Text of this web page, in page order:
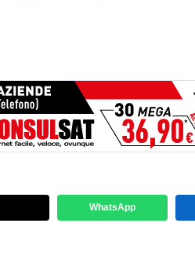
WhatsApp